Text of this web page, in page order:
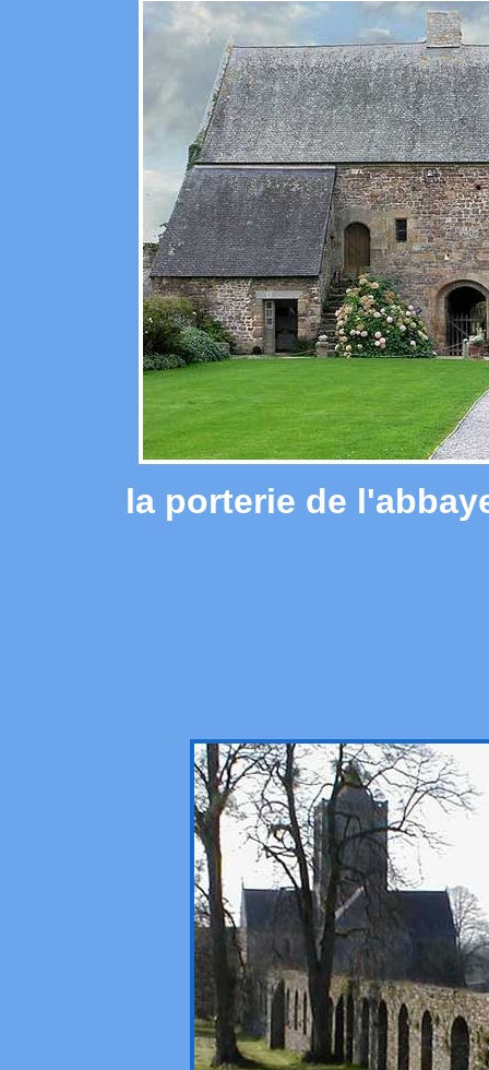
la porterie de